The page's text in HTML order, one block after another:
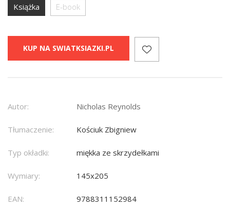
Książka E-book
KUP NA SWIATKSIAZKI.PL
Autor: Nicholas Reynolds
Tłumaczenie: Kościuk Zbigniew
Typ okładki: miękka ze skrzydełkami
Wymiary: 145x205
EAN: 9788311152984